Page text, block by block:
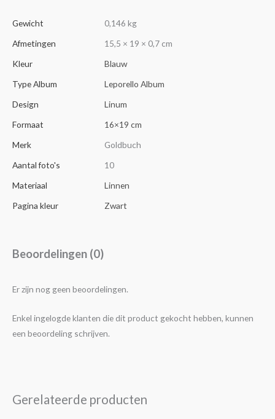
Gewicht
0,146 kg
Afmetingen
15,5 × 19 × 0,7 cm
Kleur
Blauw
Type Album
Leporello Album
Design
Linum
Formaat
16×19 cm
Merk
Goldbuch
Aantal foto's
10
Materiaal
Linnen
Pagina kleur
Zwart
Beoordelingen (0)
Er zijn nog geen beoordelingen.
Enkel ingelogde klanten die dit product gekocht hebben, kunnen
een beoordeling schrijven.
Gerelateerde producten